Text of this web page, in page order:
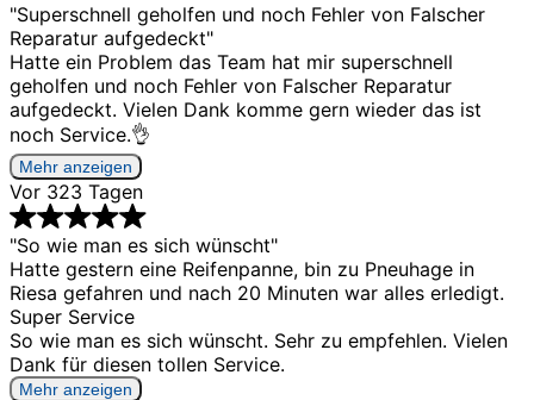
"Superschnell geholfen und noch Fehler von Falscher
Reparatur aufgedeckt"
Hatte ein Problem das Team hat mir superschnell
geholfen und noch Fehler von Falscher Reparatur
aufgedeckt. Vielen Dank komme gern wieder das ist
noch Service.👌
Mehr anzeigen
Vor 323 Tagen
"So wie man es sich wünscht"
Hatte gestern eine Reifenpanne, bin zu Pneuhage in
Riesa gefahren und nach 20 Minuten war alles erledigt.
Super Service
So wie man es sich wünscht. Sehr zu empfehlen. Vielen
Dank für diesen tollen Service.
Mehr anzeigen